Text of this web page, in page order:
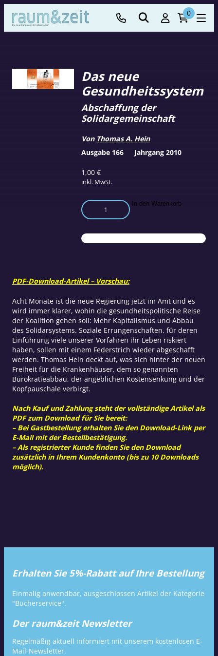
0
Das neue
Gesundheitssystem
1,00€
inkl. MwSt.
Abschaffung der
Solidargemeinschaft
Von Thomas A. Hein
Das
neue
Menge
In den Warenkorb
Ausgabe 166 Jahrgang 2010
PDF-Download-Artikel – Vorschau:
Acht Monate ist die neue Regierung jetzt im Amt und es
wird immer klarer, wohin die gesundheitspolitische Reise
der Koalition gehen soll: Mehr Kapitalismus und Abbau
des Solidarsystems. Soziale Errungenschaften, für deren
Einführung viele unserer Vorfahren ihr Leben riskiert
haben, sollen mit einem Federstrich wieder abgeschafft
werden. Thomas Hein deckt auf, was sich hinter der neuen
Freiheit für die Krankenhäuser, dem so genannten
Bürokratieabbau, der angeblichen Kostensenkung und der
Kopfpauschale verbirgt.
Nach Kauf und Zahlung steht der vollständige Artikel als
PDF zum Download für Sie bereit:
– Bei Gastbestellung erhalten Sie den Download-Link per
E-Mail mit der Bestellbestätigung.
– Als registrierter Kunde finden Sie den Download
zusätzlich in Ihrem Kundenkonto (bis zu 10 Downloads
möglich).
Erhalten Sie 5%-Rabatt auf Ihre Bestellung
Einmalig anwendbar, ausgeschlossen Artikel der Kategorie
"Bücherservice".
Der raum&zeit Newsletter
Regelmäßig aktuell informiert mit unserem kostenlosen E-
Mail-Newsletter.